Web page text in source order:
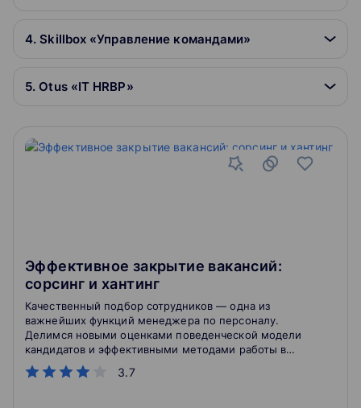
4. Skillbox «Управление командами»
5. Otus «IT HRBP»
Эффективное закрытие вакансий:
сорсинг и хантинг
3.7
Качественный подбор сотрудников — одна из
важнейших функций менеджера по персоналу.
Делимся новыми оценками поведенческой модели
кандидатов и эффективными методами работы в
современных условиях рынка труда. На занятиях
сочетаются теория и практика (80/20), решаются